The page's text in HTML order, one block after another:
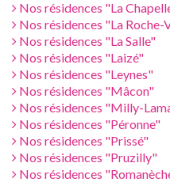
Nos résidences "La
Nos résidences "La Roche-
Nos résidences "La Salle"
Nos résidences "Laizé"
Nos résidences "Leynes"
Nos résidences "Mâcon"
Nos résidences "Milly-
Nos résidences "Péronne"
Nos résidences "Prissé"
Nos résidences "Pruzilly"
Nos résidences